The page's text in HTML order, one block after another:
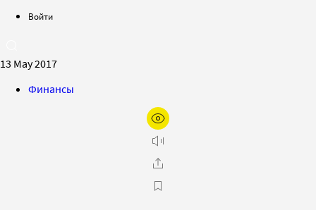
Войти
13 May 2017
Финансы